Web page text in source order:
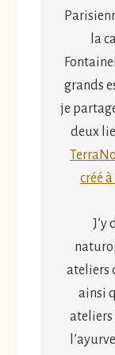
la
grands
je
deux
créé
J’y
ateliers
ainsi
ateliers